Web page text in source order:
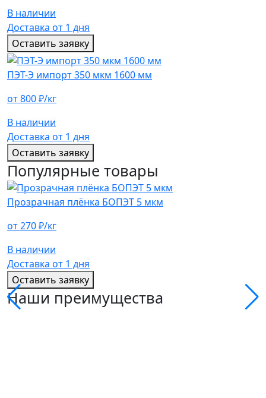
В наличии
Доставка от 1 дня
Оставить заявку
ПЭТ-Э импорт 350 мкм 1600 мм
от 800 ₽/кг
В наличии
Доставка от 1 дня
Оставить заявку
Популярные товары
Прозрачная плёнка БОПЭТ 5 мкм
от 270 ₽/кг
В наличии
Доставка от 1 дня
Оставить заявку
Наши преимущества